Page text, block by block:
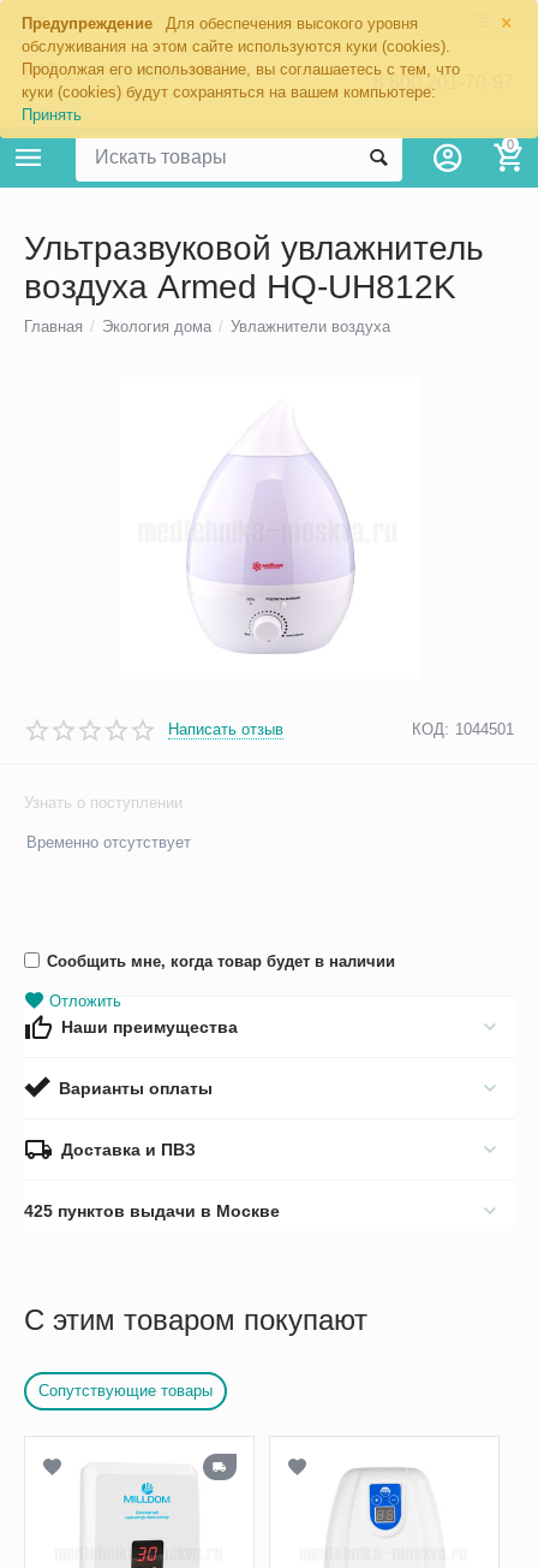
×
Предупреждение
Для обеспечения высокого уровня
обслуживания на этом сайте используются куки (cookies).
Продолжая его использование, вы соглашаетесь с тем, что
куки (cookies) будут сохраняться на вашем компьютере:
Принять
Москва
8 800 201-70-97
0
Ультразвуковой увлажнитель
воздуха Armed HQ-UH812K
Главная / Экология дома / Увлажнители воздуха
Написать отзыв КОД: 1044501
Узнать о поступлении
Временно отсутствует
Сообщить мне, когда товар будет в наличии
Отложить
Наши преимущества
Варианты оплаты
Доставка и ПВЗ
425 пунктов выдачи в Москве
С этим товаром покупают
Сопутствующие товары